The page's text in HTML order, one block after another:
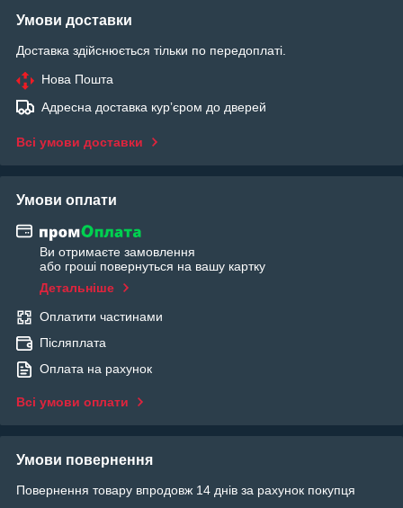
Умови доставки
Доставка здійснюється тільки по передоплаті.
Нова Пошта
Адресна доставка курʼєром до дверей
Всі умови доставки
Умови оплати
Ви отримаєте замовлення
або гроші повернуться на вашу картку
Детальніше
Оплатити частинами
Післяплата
Оплата на рахунок
Всі умови оплати
Умови повернення
Повернення товару впродовж 14 днів за рахунок покупця